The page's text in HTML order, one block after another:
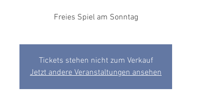
Freies Spiel am Sonntag
Tickets stehen nicht zum Verkauf
Jetzt andere Veranstaltungen ansehen